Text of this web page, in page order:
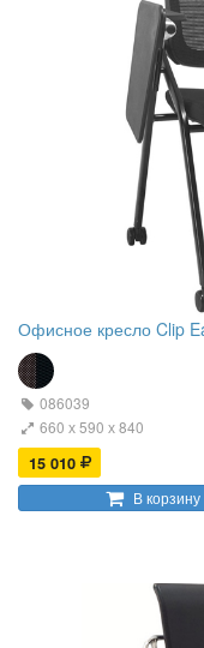
Офисное кресло Clip
086039
660 х 590 х 840
15 010
В корзину